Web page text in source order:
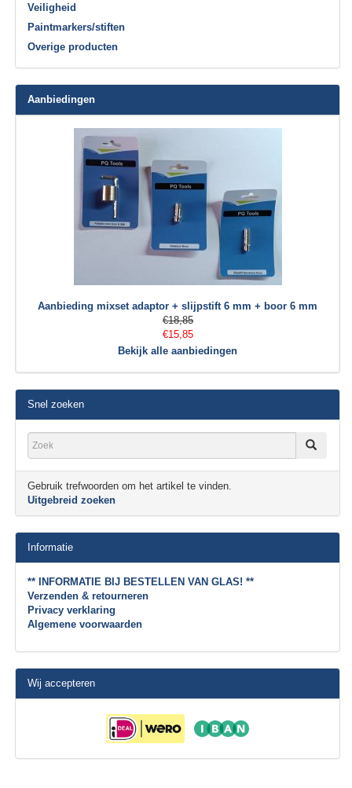
Veiligheid
Paintmarkers/stiften
Overige producten
Aanbiedingen
Aanbieding mixset adaptor + slijpstift 6 mm + boor 6 mm
€18,85
€15,85
Bekijk alle aanbiedingen
Snel zoeken
Gebruik trefwoorden om het artikel te vinden.
Uitgebreid zoeken
Informatie
** INFORMATIE BIJ BESTELLEN VAN GLAS! **
Verzenden & retourneren
Privacy verklaring
Algemene voorwaarden
Wij accepteren